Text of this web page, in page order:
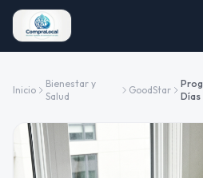
Inicio
Bienestar y
Salud
GoodStar
Días